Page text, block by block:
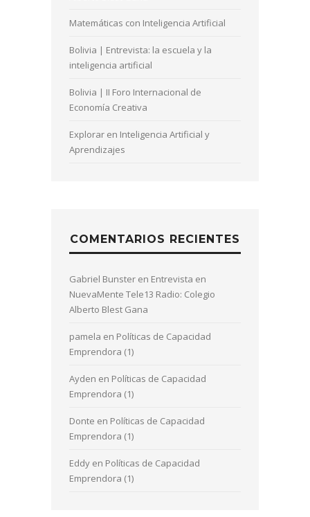
Matemáticas con Inteligencia Artificial
Bolivia | Entrevista: la escuela y la
inteligencia artificial
Bolivia | II Foro Internacional de
Economía Creativa
Explorar en Inteligencia Artificial y
Aprendizajes
COMENTARIOS RECIENTES
Gabriel Bunster en Entrevista en
NuevaMente Tele13 Radio: Colegio
Alberto Blest Gana
pamela en Políticas de Capacidad
Emprendora (1)
Ayden en Políticas de Capacidad
Emprendora (1)
Donte en Políticas de Capacidad
Emprendora (1)
Eddy en Políticas de Capacidad
Emprendora (1)